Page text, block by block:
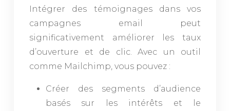
Intégrer des témoignages dans vos
campagnes email peut
significativement améliorer les taux
d’ouverture et de clic. Avec un outil
comme Mailchimp, vous pouvez :
Créer des segments d’audience
basés sur les intérêts et le